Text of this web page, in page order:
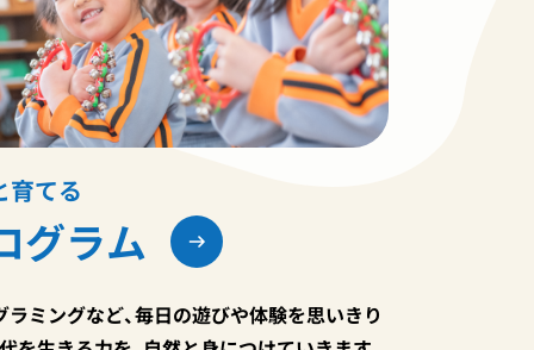
育てる
グラム
ラミングなど、毎日の遊びや体験を思いきり